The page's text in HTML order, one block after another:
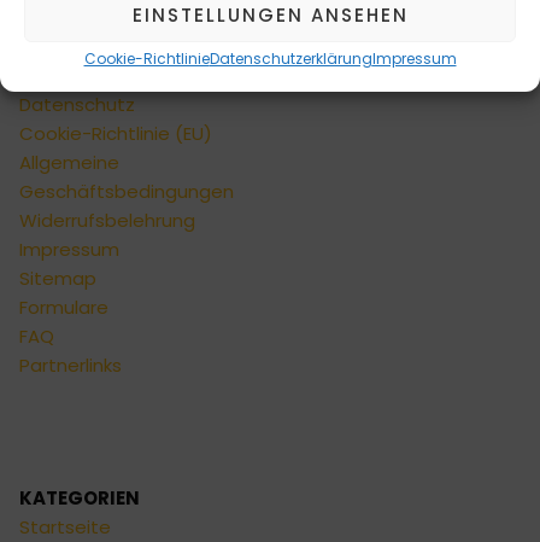
EINSTELLUNGEN ANSEHEN
Cookie-RichtlinieDatenschutzerklärungImpressum
Versandarten
Zahlungsarten
Datenschutz
Cookie-Richtlinie (EU)
Allgemeine
Geschäftsbedingungen
Widerrufsbelehrung
Impressum
Sitemap
Formulare
FAQ
Partnerlinks
KATEGORIEN
Startseite